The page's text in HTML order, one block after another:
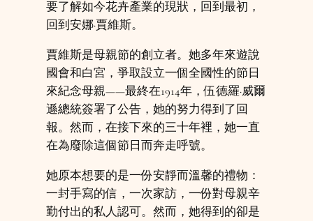
要了解如今花卉產業的現狀，回到最初，
回到安娜·賈維斯。
賈維斯是母親節的創立者。她多年來遊說
國會和白宮，爭取設立一個全國性的節日
來紀念母親——最終在1914年，伍德羅·威爾
遜總統簽署了公告，她的努力得到了回
報。然而，在接下來的三十年裡，她一直
在為廢除這個節日而奔走呼號。
她原本想要的是一份安靜而溫馨的禮物：
一封手寫的信，一次家訪，一份對母親辛
勤付出的私人認可。然而，她得到的卻是